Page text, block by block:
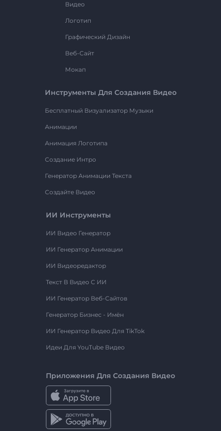
Видео
Логотип
Графический Дизайн
Веб-Сайт
Мокап
Инструменты Для Создания Видео
Бесплатный Визуализатор Музыки
Анимации
Анимация Логотипа
Создание Интро
Генератор Анимации Текста
Создайте Видео
ИИ Инструменты
ИИ Видео Генератор
ИИ Генератор Анимации
ИИ Видеоредактор
Текст В Видео С ИИ
ИИ Генератор Веб-Сайтов
Генератор Бизнес - Имён
ИИ Генератор Видео Для TikTok
Идеи Для YouTube Видео
Приложения Для Создания Видео